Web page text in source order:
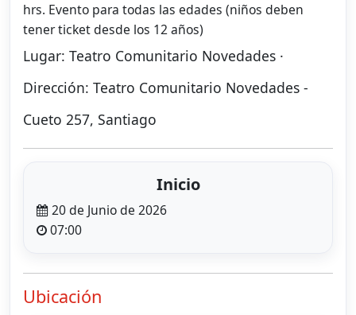
hrs. Evento para todas las edades (niños deben
tener ticket desde los 12 años)
Lugar: Teatro Comunitario Novedades ·
Dirección: Teatro Comunitario Novedades -
Cueto 257, Santiago
Inicio
20 de Junio de 2026
07:00
Ubicación